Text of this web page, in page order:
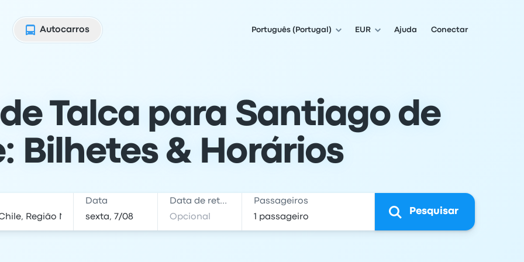
Autocarros
Português (Portugal) EUR Ajuda Conectar
Talca para Santiago de
Bilhetes & Horários
Data Data de retorno Passageiros
Pesquisar